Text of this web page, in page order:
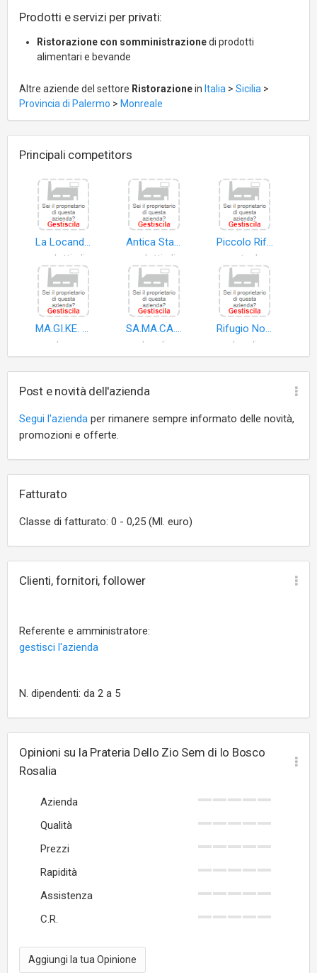
adatto ai bambini, accogliente, informale, gruppi, accetta
Prodotti e servizi per privati:
Ristorazione con somministrazionedi prodotti
alimentari e bevande
Altre aziende del settore Ristorazionein Italia > Sicilia >
Provincia di Palermo > Monreale
Principali competitors
La Locanda Del Drago
Antica Stazione Di Ficuzza
Piccolo Rifugio di Malpede Patrizia e C. S.a.s
enoteche
MA.GI.KE. di Ferro Marcella & C. S.n.c
bar
SA.MA.CA. International Service S.r.l
locali
Rifugio Normanno di Intravaia Daniela
locali
Post e novità dell'azienda
Segui l'azienda per rimanere sempre informato delle novità,
promozioni e offerte.
Fatturato
Classe di fatturato: 0 - 0,25 (Ml. euro)
Clienti, fornitori, follower
Referente e amministratore:
gestisci l'azienda
N. dipendenti: da 2 a 5
Opinioni su la Prateria Dello Zio Sem di lo Bosco
Rosalia
Azienda
Qualità
Prezzi
Rapidità
Assistenza
C.R.
Aggiungi la tua Opinione